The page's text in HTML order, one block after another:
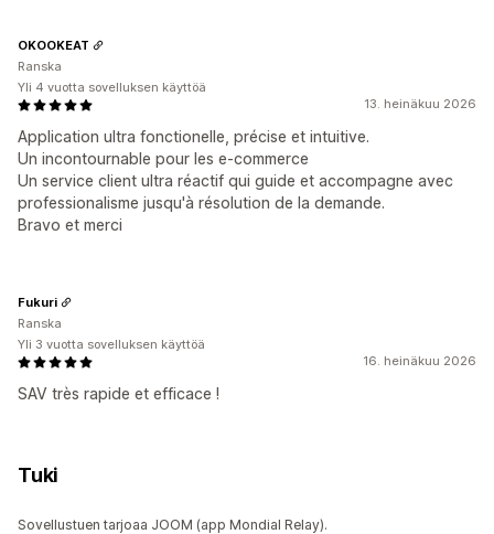
13. heinäkuu 2026
Application ultra fonctionelle, précise et intuitive.
Un incontournable pour les e-commerce
Un service client ultra réactif qui guide et accompagne avec
professionalisme jusqu'à résolution de la demande.
Bravo et merci
OKOOKEAT
Ranska
Yli 4 vuotta sovelluksen käyttöä
16. heinäkuu 2026
SAV très rapide et efficace !
Fukuri
Ranska
Yli 3 vuotta sovelluksen käyttöä
Tuki
Sovellustuen tarjoaa JOOM (app Mondial Relay).